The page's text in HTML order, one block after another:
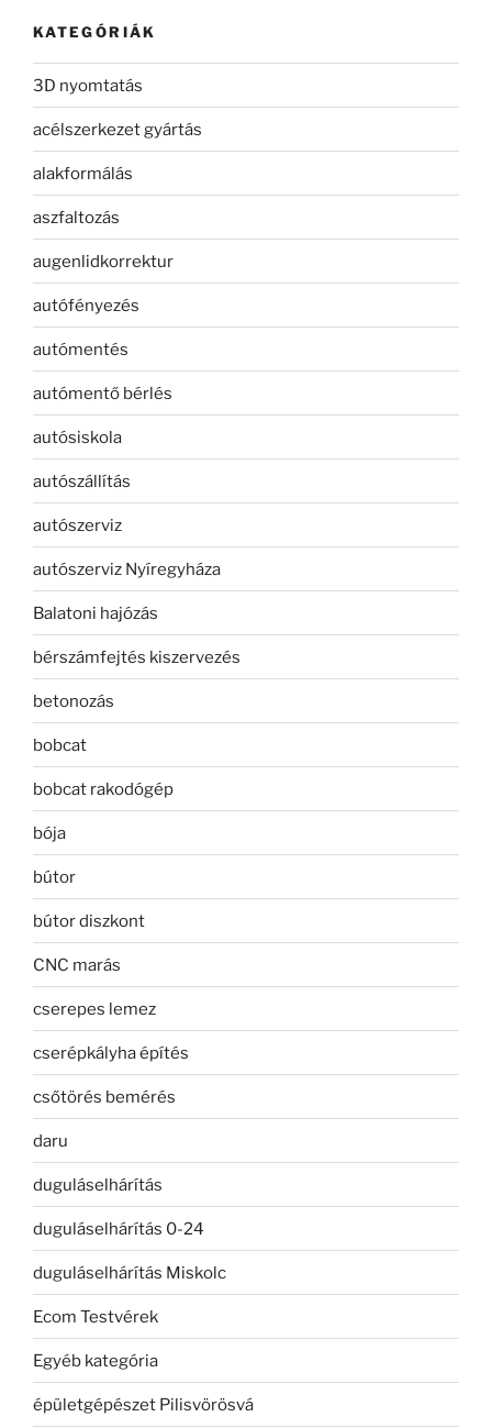
KATEGÓRIÁK
3D nyomtatás
acélszerkezet gyártás
alakformálás
aszfaltozás
augenlidkorrektur
autófényezés
autómentés
autómentő bérlés
autósiskola
autószállítás
autószerviz
autószerviz Nyíregyháza
Balatoni hajózás
bérszámfejtés kiszervezés
betonozás
bobcat
bobcat rakodógép
bója
bútor
bútor diszkont
CNC marás
cserepes lemez
cserépkályha építés
csőtörés bemérés
daru
duguláselhárítás
duguláselhárítás 0-24
duguláselhárítás Miskolc
Ecom Testvérek
Egyéb kategória
épületgépészet Pilisvörösvá